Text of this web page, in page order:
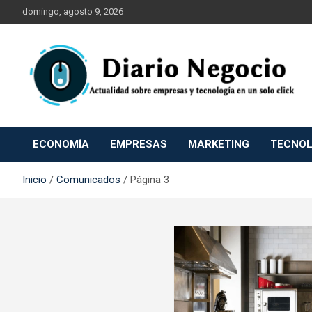
al
domingo, agosto 9, 2026
Diario Negocio
ECONOMÍA EMPRESAS MARKETING
Inicio Comunicados Página 3